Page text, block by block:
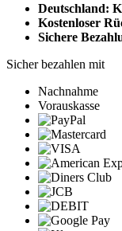
Deutschland:
Kostenloser
Sichere
Sicher bezahlen mit
Nachnahme
Vorauskasse